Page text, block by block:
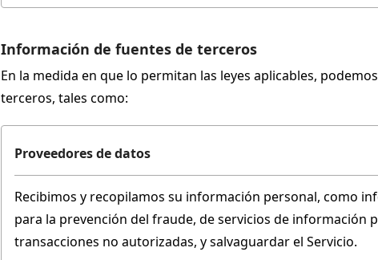
Información de fuentes de terceros
En la medida en que lo permitan las leyes aplicables,
terceros, tales como:
Proveedores de datos
Recibimos y recopilamos su información personal, como
para la prevención del fraude, de servicios de
transacciones no autorizadas, y salvaguardar el Servicio.